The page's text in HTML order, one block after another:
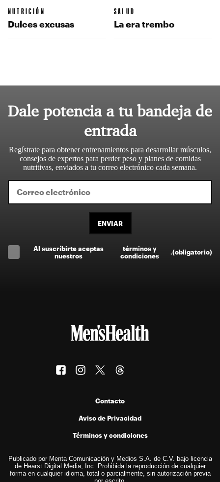
NUTRICIÓN
Dulces excusas
SALUD
La era trembo
Dale potencia a tu bandeja de
entrada
Regístrate para obtener entrenamientos para desarrollar músculos,
consejos de expertos para perder peso y planes de comidas
nutritivas, enviados a tu correo electrónico cada semana.
ENVIAR
Al suscríbirte aceptas
nuestros
términos y
condiciones
.(obligatorio)
Contacto
Aviso de Privacidad
Términos y condiciones
Publicado por Menta Comunicación y Medios S.A. de C.V. bajo licencia
de Hearst Digital Media, Inc. Prohibida la reproducción de cualquier
forma en cualquier idioma, total o parcialmente, sin autorización previa